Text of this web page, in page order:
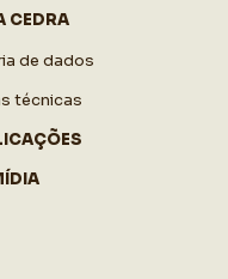
CEDRA
de dados
técnicas